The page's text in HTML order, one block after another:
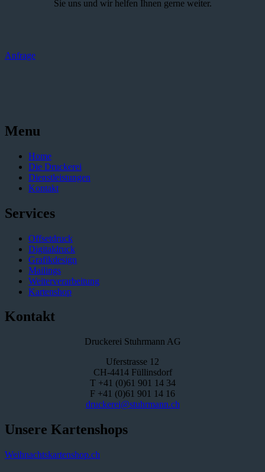
Sie uns und wir helfen Ihnen gerne weiter.
Anfrage
Menu
Home
Die Druckerei
Dienstleistungen
Kontakt
Services
Offsetdruck
Digitaldruck
Grafikdesign
Mailings
Weiterverarbeitung
Kartenshop
Kontakt
Druckerei Stuhrmann AG
Uferstrasse 12
CH-4414 Füllinsdorf
T +41 (0)61 901 14 34
F +41 (0)61 901 14 16
druckerei@stuhrmann.ch
Unsere Kartenshops
Weihnachtskartenshop.ch